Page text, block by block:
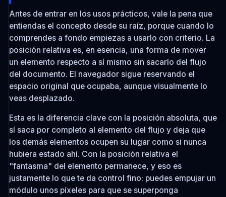
Antes de entrar en los usos prácticos, vale la pena que
entiendas el concepto desde su raíz, porque cuando lo
comprendes a fondo empiezas a usarlo con criterio. La
posición relativa es, en esencia, una forma de mover
un elemento respecto a sí mismo sin sacarlo del flujo
del documento. El navegador sigue reservando el
espacio original que ocupaba, aunque visualmente lo
veas desplazado.
Esta es la diferencia clave con la posición absoluta, que
sí saca por completo al elemento del flujo y deja que
los demás elementos ocupen su lugar como si nunca
hubiera estado ahí. Con la posición relativa el
"fantasma" del elemento permanece, y eso es
justamente lo que te da control fino: puedes empujar un
módulo unos píxeles para que se superponga